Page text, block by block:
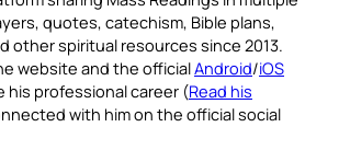
quotes, catechism, Bible plans,
other spiritual resources since 2013.
website and the officialAndroid/iOS
his professional career (Read his
with him on the official social